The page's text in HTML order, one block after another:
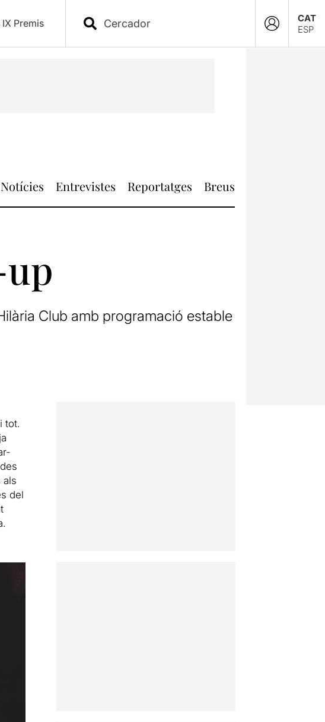
Premis
CAT
ESP
Notícies Entrevistes Reportatges Breus
up
Club amb programació estable
tot.
als
del